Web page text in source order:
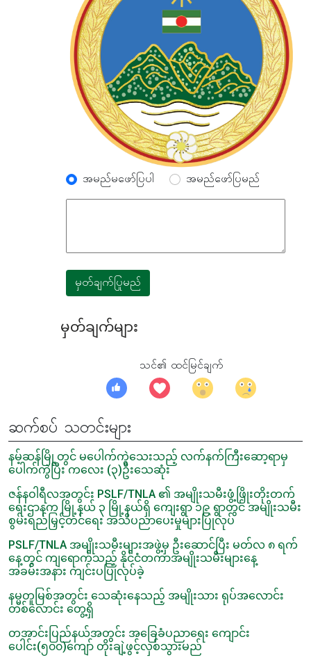
အမည်မဖော်ပြပါ အမည်ဖော်ပြမည်
မှတ်ချက်ပြုမည်
မှတ်ချက်များ
သင်၏ ထင်မြင်ချက်
ဆက်စပ် သတင်းများ
နမ့်ဆန်မြို့တွင် မပေါက်ကွဲသေးသည့် လက်နက်ကြီးဆော့ရာမှ
ပေါက်ကွဲပြီး ကလေး (၃)ဦးသေဆုံး
ဇန်နဝါရီလအတွင်း PSLF/TNLA ၏ အမျိုးသမီးဖွံ့ဖြိုးတိုးတက်
ရေးဌာနက မြို့နယ် ၃ မြို့နယ်ရှိ ကျေးရွာ ၁၉ ရွာတွင် အမျိုးသမီး
စွမ်းရည်မြှင့်တင်ရေး အသိပညာပေးမှုများပြုလုပ်
PSLF/TNLA အမျိုးသမီးများအဖွဲ့မှ ဦးဆောင်ပြီး မတ်လ ၈ ရက်
နေ့တွင် ကျရောက်သည့် နိုင်ငံတကာအမျိုးသမီးများနေ့
အခမ်းအနား ကျင်းပပြုလုပ်ခဲ့
နမ္မတူမြစ်အတွင်း သေဆုံးနေသည့် အမျိုးသား ရုပ်အလောင်း
တစ်လောင်း တွေ့ရှိ
တအာင်းပြည်နယ်အတွင်း အခြေခံပညာရေး ကျောင်း
ပေါင်း(၅၀၀)ကျော် တိုးချဲ့ဖွင့်လှစ်သွားမည်